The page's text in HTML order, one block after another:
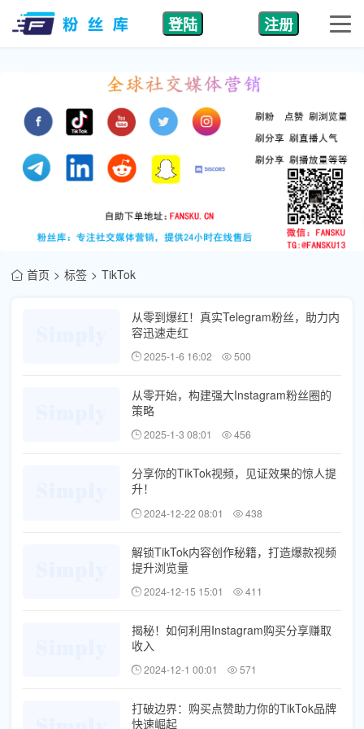
登陆 注册
首页 标签 TikTok
从零到爆红！真实Telegram粉丝，助力内
容迅速走红
2025-1-6 16:02 500
从零开始，构建强大Instagram粉丝圈的
策略
2025-1-3 08:01 456
分享你的TikTok视频，见证效果的惊人提
升！
2024-12-22 08:01 438
解锁TikTok内容创作秘籍，打造爆款视频
提升浏览量
2024-12-15 15:01 411
揭秘！如何利用Instagram购买分享赚取
收入
2024-12-1 00:01 571
打破边界：购买点赞助力你的TikTok品牌
快速崛起